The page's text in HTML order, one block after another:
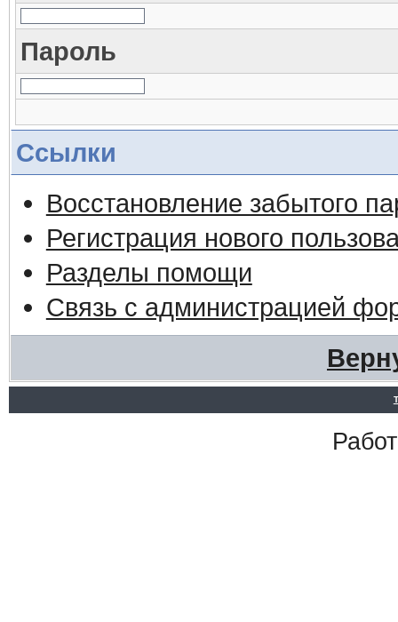
Пароль
Ссылки
Восстановление забытого
Регистрация нового
Разделы помощи
Связь с администрацией